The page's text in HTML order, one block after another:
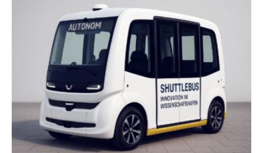
das Fraunhofer Institut für Integrierte Schaltungen IIS
die kommunikationstechnische Umsetzung erforscht,
untersucht das IPH – Institut für Integrierte Produktion
Hannover gGmbH anhand von
Materialflusssimulationen, ob die dezentrale Steuerung
effizienter ist als die zentrale Steuerung. Dafür sucht
das IPH noch Unternehmen, die Interesse daran haben,
am realen Beispiel ihrer Fabrik…